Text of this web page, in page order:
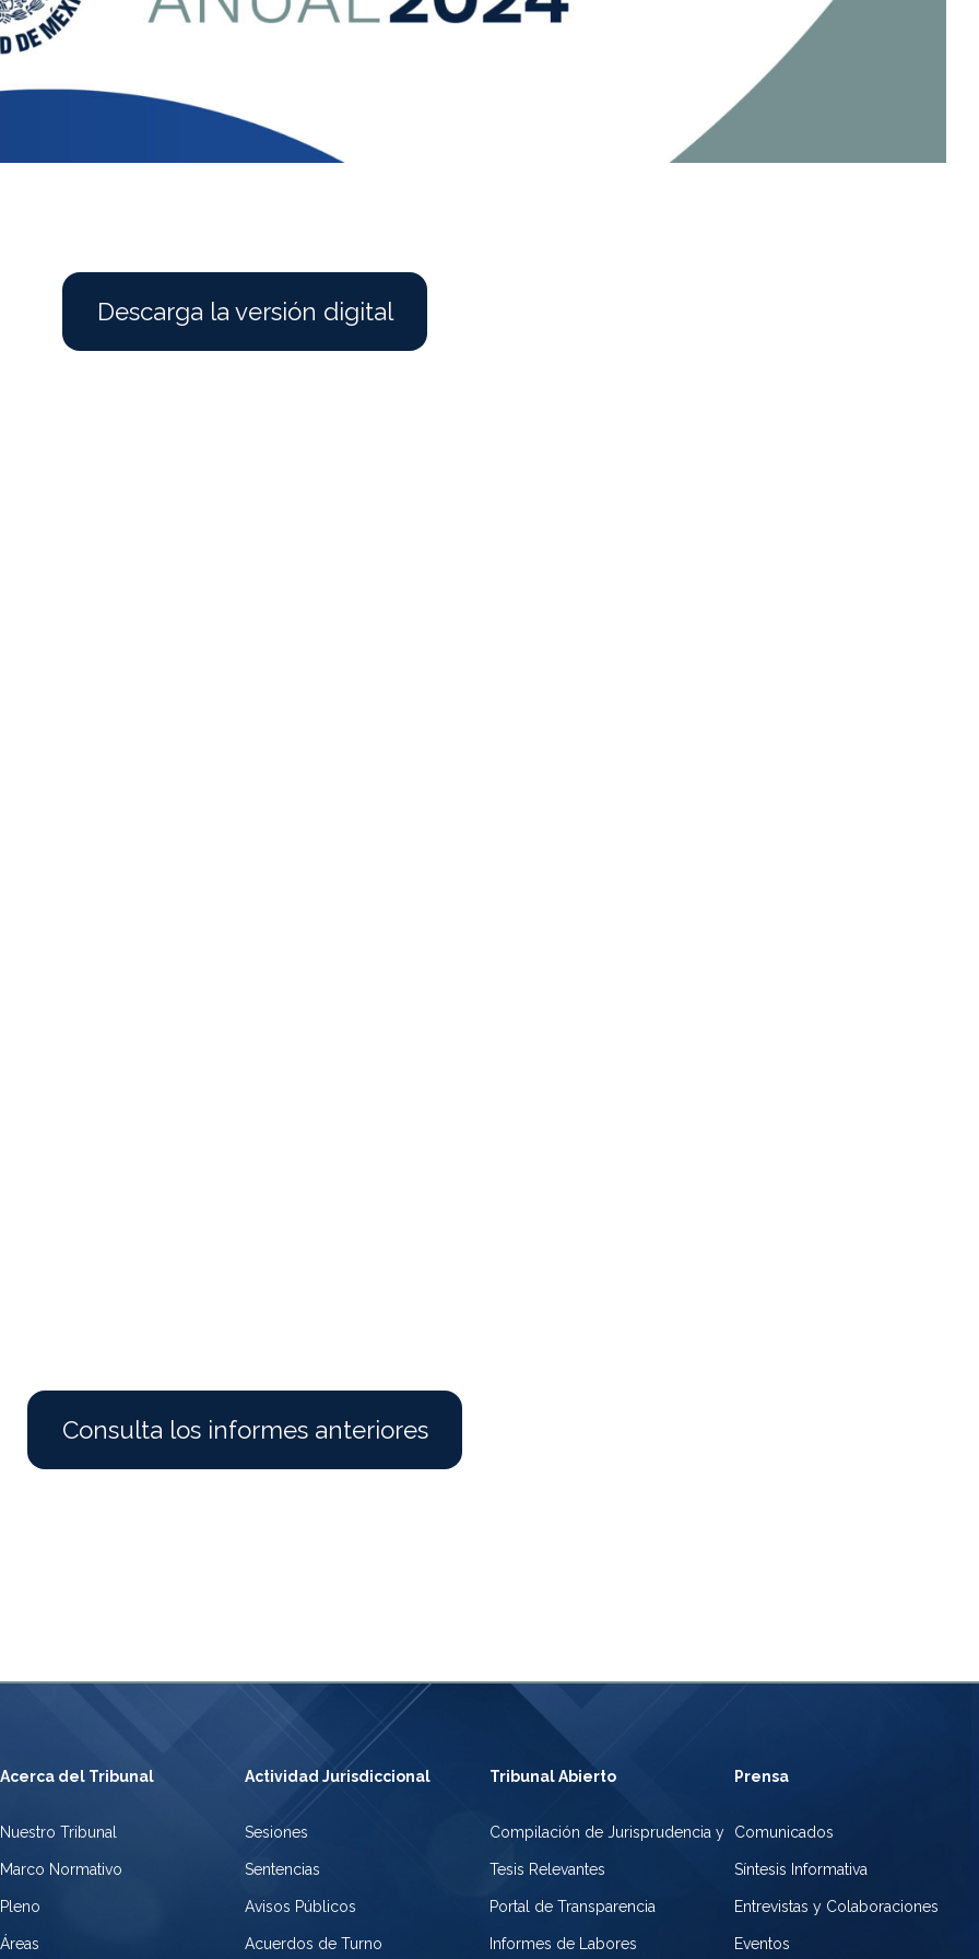
Descarga la versión digital
Consulta los informes anteriores
Acerca del Tribunal
Nuestro Tribunal
Marco Normativo
Pleno
Áreas
Actividad Jurisdiccional
Sesiones
Sentencias
Avisos Públicos
Acuerdos de Turno
Tribunal Abierto
Compilación de Jurisprudencia y
Tesis Relevantes
Portal de Transparencia
Informes de Labores
Prensa
Comunicados
Síntesis Informativa
Entrevistas y Colaboraciones
Eventos